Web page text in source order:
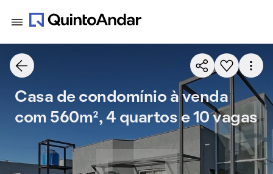
Casa de condomínio à venda
com 560m², 4 quartos e 10 vagas